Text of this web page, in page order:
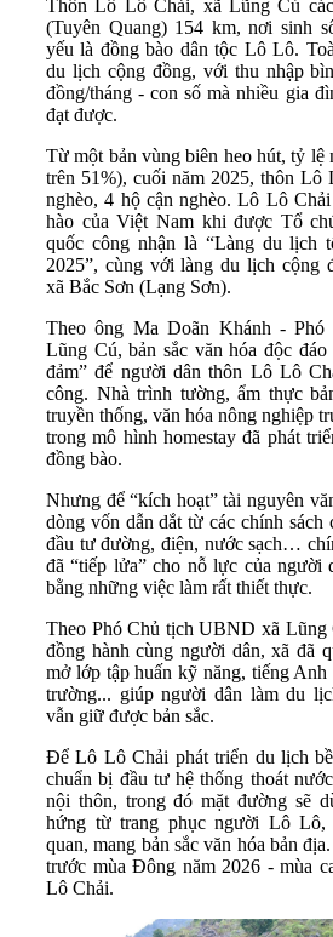
Thôn Lô Lô Chải, xã Lũng Cú
(Tuyên Quang) 154 km, nơi sinh
yếu là đồng bào dân tộc Lô Lô.
du lịch cộng đồng, với thu nhập
đồng/tháng - con số mà nhiều gia
đạt được.
Từ một bản vùng biên heo hút, tỷ lệ
trên 51%), cuối năm 2025, thôn Lô
nghèo, 4 hộ cận nghèo. Lô Lô
hào của Việt Nam khi được Tổ
quốc công nhận là “Làng du lịch
2025”, cùng với làng du lịch cộng
xã Bắc Sơn (Lạng Sơn).
Theo ông Ma Doãn Khánh -
Lũng Cú, bản sắc văn hóa độc
đảm” để người dân thôn Lô Lô
công. Nhà trình tường, ẩm thực
truyền thống, văn hóa nông nghiệp
trong mô hình homestay đã phát
đồng bào.
Nhưng để “kích hoạt” tài nguyên
dòng vốn dẫn dắt từ các chính sách
đầu tư đường, điện, nước sạch…
đã “tiếp lửa” cho nỗ lực của người
bằng những việc làm rất thiết thực.
Theo Phó Chủ tịch UBND xã Lũng
đồng hành cùng người dân, xã đã
mở lớp tập huấn kỹ năng, tiếng
trường... giúp người dân làm du
vẫn giữ được bản sắc.
Để Lô Lô Chải phát triển du lịch
chuẩn bị đầu tư hệ thống thoát
nội thôn, trong đó mặt đường sẽ
hứng từ trang phục người Lô Lô,
quan, mang bản sắc văn hóa bản
trước mùa Đông năm 2026 - mùa
Lô Chải.